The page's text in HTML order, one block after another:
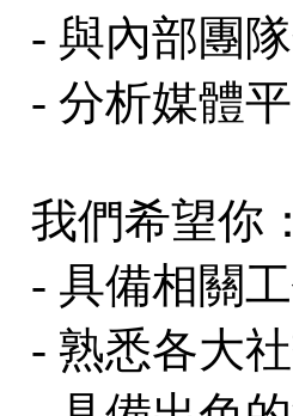
- 與內部團
- 分析媒體
我們希望你：
- 具備相關
- 熟悉各大